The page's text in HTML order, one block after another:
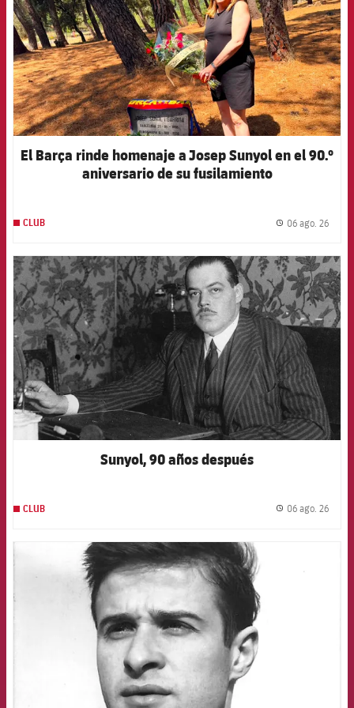
El Barça rinde homenaje a Josep Sunyol en el 90.º
aniversario de su fusilamiento
CLUB 06 ago. 26
FCB Barcelona badge
Sunyol, 90 años después
CLUB 06 ago. 26
FCB Barcelona badge